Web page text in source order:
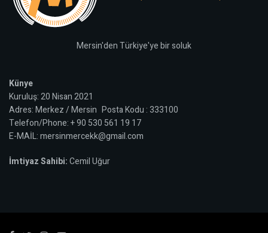
Mersin'den Türkiye'ye bir soluk
Künye
Kuruluş: 20 Nisan 2021
Adres: Merkez / Mersin Posta Kodu : 333100
Telefon/Phone: + 90 530 561 19 17
E-MAİL: mersinmercekk@gmail.com
İmtiyaz Sahibi:Cemil Uğur